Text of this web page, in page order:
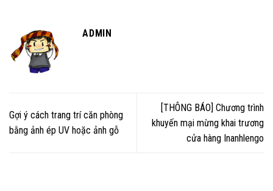
ADMIN
Gợi ý cách trang trí căn phòng
bằng ảnh ép UV hoặc ảnh gỗ
[THÔNG BÁO] Chương trình
khuyến mại mừng khai trương
cửa hàng Inanhlengo